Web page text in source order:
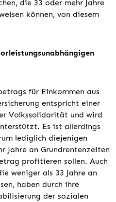
die 33 oder mehr Jahre
können, von diesem
für Einkommen aus
entspricht einer
Volkssolidarität und wird
Es ist allerdings
lediglich diejenigen
Jahre an Grundrentenzeiten
profitieren sollen. Auch
weniger als 33 Jahre an
haben durch ihre
der sozialen